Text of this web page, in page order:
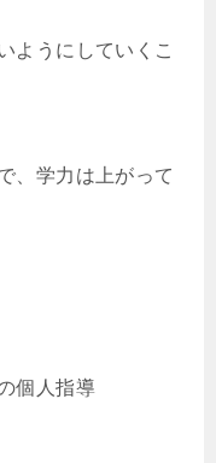
ようにしていくこ
、学力は上がって
個人指導